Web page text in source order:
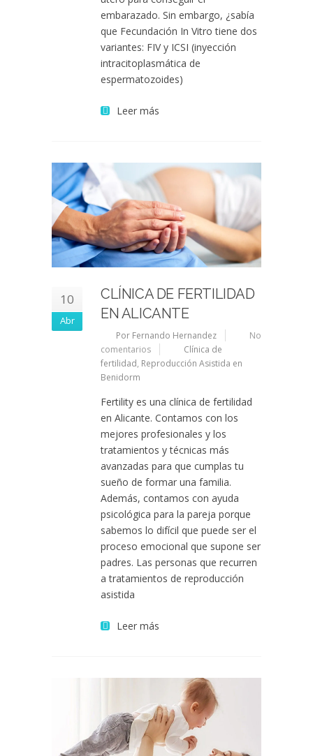
embarazado. Sin embargo, ¿sabía
que Fecundación In Vitro tiene dos
variantes: FIV y ICSI (inyección
intracitoplasmática de
espermatozoides)
Leer más
10
Abr
CLÍNICA DE FERTILIDAD
EN ALICANTE
Por Fernando Hernandez
No
comentarios
Clínica de
fertilidad, Reproducción Asistida en
Benidorm
Fertility es una clínica de fertilidad
en Alicante. Contamos con los
mejores profesionales y los
tratamientos y técnicas más
avanzadas para que cumplas tu
sueño de formar una familia.
Además, contamos con ayuda
psicológica para la pareja porque
sabemos lo difícil que puede ser el
proceso emocional que supone ser
padres. Las personas que recurren
a tratamientos de reproducción
asistida
Leer más